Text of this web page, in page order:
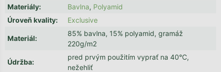
Materiály: Bavlna, Polyamid
Úroveň kvality: Exclusive
Materiál:
85% bavlna, 15% polyamid, gramáž
220g/m2
Údržba:
pred prvým použitím vyprať na 40°C,
nežehliť